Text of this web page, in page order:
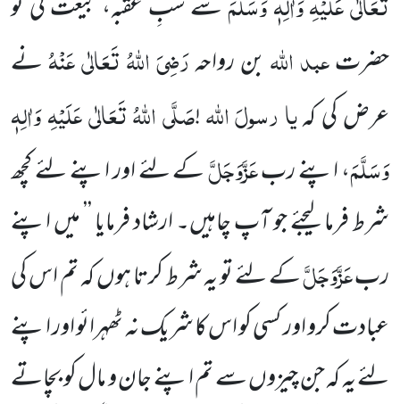
حضرتعبد اللہبن رواحہرَضِیَ اللہُ تَعَالٰی عَنْہُنے
عرض کی کہیارسولَاللہ!صَلَّی اللہُ تَعَالٰی عَلَیْہِ وَاٰلِہٖ
وَسَلَّمَ، اپنے ربعَزَّوَجَلَّکے لئے اور اپنے لئے کچھ
شرط فرما لیجئے جو آپ چاہیں۔ ارشاد فرمایا ’’ میں اپنے
ربعَزَّوَجَلَّکے لئے تو یہ شرط کرتا ہوں کہ تم اس کی
عبادت کرو اور کسی کو اس کا شریک نہ ٹھہرائو اور اپنے
لئے یہ کہ جن چیزوں سے تم اپنے جان و مال کو بچاتے